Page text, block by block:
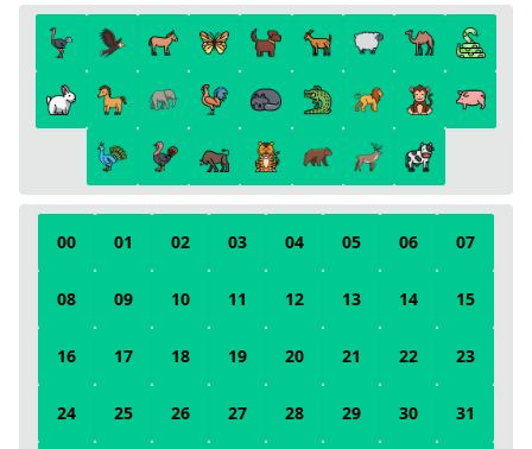
00 01 02 03 04 05 06 07
08 09 10 11 12 13 14 15
16 17 18 19 20 21 22 23
24 25 26 27 28 29 30 31